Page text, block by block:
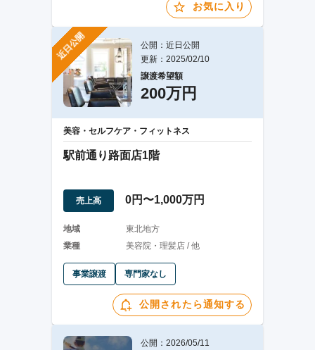
お気に入り
近日公開
公開：近日公開
更新：2025/02/10
譲渡希望額
200万円
美容・セルフケア・フィットネス
駅前通り路面店1階
売上高 0円〜1,000万円
地域
東北地方
業種
美容院・理髪店 / 他
事業譲渡 専門家なし
公開されたら通知する
公開：2026/05/11